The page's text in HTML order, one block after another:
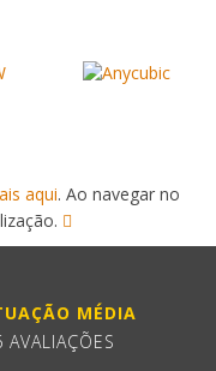
aqui. Ao navegar no
MÉDIA
AVALIAÇÕES